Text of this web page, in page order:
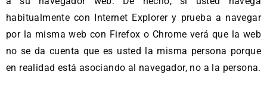
habitualmente con Internet Explorer y prueba a navegar
por la misma web con Firefox o Chrome verá que la web
no se da cuenta que es usted la misma persona porque
en realidad está asociando al navegador, no a la persona.